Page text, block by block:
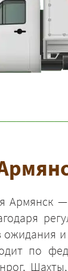
Армянск
ожидания
по